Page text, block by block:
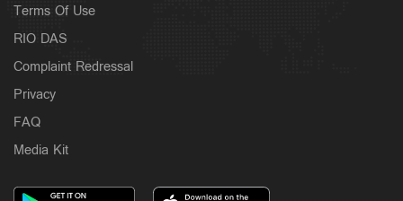
Terms Of Use
RIO DAS
Complaint Redressal
Privacy
FAQ
Media Kit